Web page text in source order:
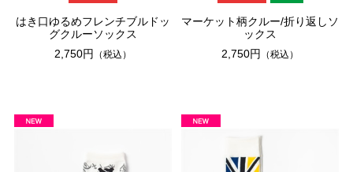
はき口ゆるめフレンチブルドッ
グクルーソックス
2,750円
（税込）
マーケット柄クルー/折り返しソ
ックス
2,750円
（税込）